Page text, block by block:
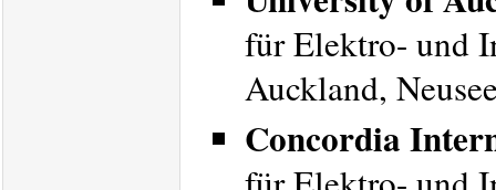
für Elektro- und
Auckland,
Concordia